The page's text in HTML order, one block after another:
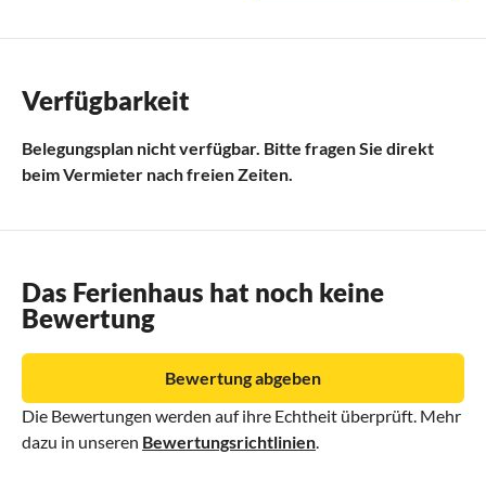
Verfügbarkeit
Belegungsplan nicht verfügbar. Bitte fragen Sie direkt
beim Vermieter nach freien Zeiten.
Das Ferienhaus hat noch keine
Bewertung
Die Bewertungen werden auf ihre Echtheit überprüft. Mehr
dazu in unseren Bewertungsrichtlinien
Bewertung abgeben